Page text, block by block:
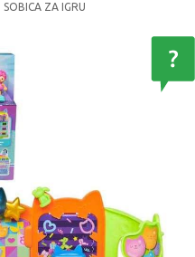
ZA IGRU